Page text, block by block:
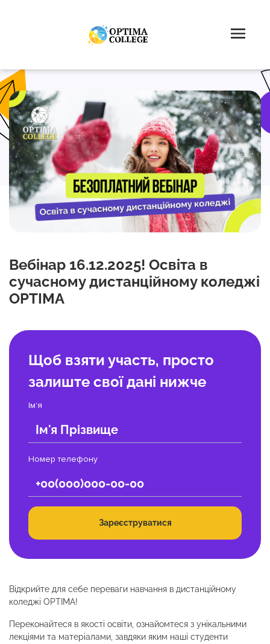
Вебінар 16.12.2025! Освіта в
сучасному дистанційному коледжі
OPTIMA
Щоб взяти участь, просто
залиште свої дані нижче
Ім'я
Номер телефону
Зареєструватися
Відкрийте для себе переваги навчання в дистанційному
коледжі OPTIMA!
Переконайтеся в якості освіти, ознайомтеся з унікальними
лекціями та матеріалами, завдяки яким наші студенти